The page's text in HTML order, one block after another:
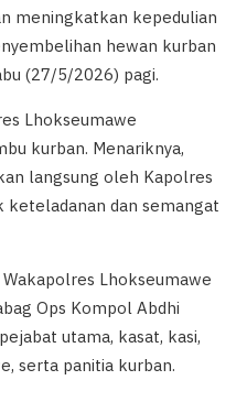
meningkatkan kepedulian
hewan kurban
(27/5/2026) pagi.
Lhokseumawe
kurban. Menariknya,
langsung oleh Kapolres
keteladanan dan semangat
Lhokseumawe
Ops Kompol Abdhi
utama, kasat, kasi,
serta panitia kurban.